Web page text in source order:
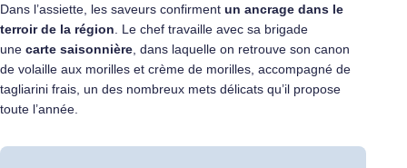
Dans l’assiette, les saveurs confirment un ancrage dans le
terroir de la région . Le chef travaille avec sa brigade
une carte saisonnière , dans laquelle on retrouve son canon
de volaille aux morilles et crème de morilles, accompagné de
tagliarini frais, un des nombreux mets délicats qu’il propose
toute l’année.